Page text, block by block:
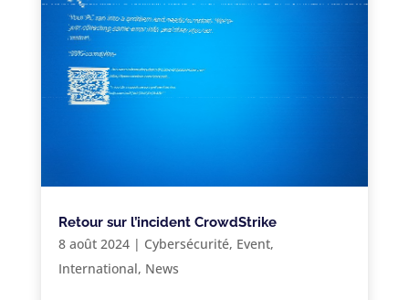
Retour sur l’incident CrowdStrike
8 août 2024| Cybersécurité, Event,
International, News